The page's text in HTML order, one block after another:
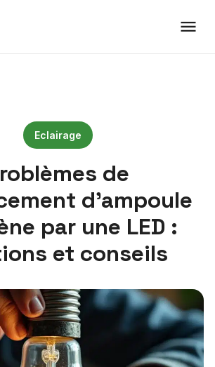
Eclairage
de
d’ampoule
par une LED :
et conseils